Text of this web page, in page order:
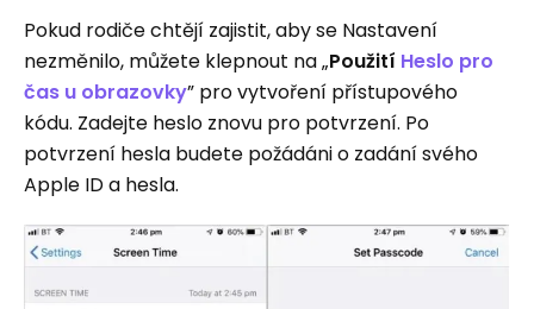
Pokud rodiče chtějí zajistit, aby se Nastavení
nezměnilo, můžete klepnout na „Použití Heslo pro
čas u obrazovky” pro vytvoření přístupového
kódu. Zadejte heslo znovu pro potvrzení. Po
potvrzení hesla budete požádáni o zadání svého
Apple ID a hesla.